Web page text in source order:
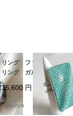
リング ファッション
リング ガルーシャ
スティングレイ エイ
革 スクウェアモチー
フ 9-10号フリーサイ
ズ 12aceb16
15,600 円
soracoya